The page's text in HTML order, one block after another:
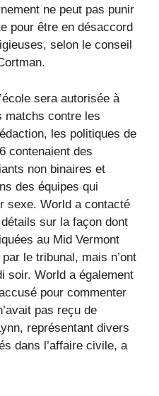
ne peut pas punir
pour être en désaccord
selon le conseil
sera autorisée à
matchs contre les
les politiques de
contenaient des
non binaires et
des équipes qui
sexe. World a contacté
sur la façon dont
au Mid Vermont
le tribunal, mais n’ont
soir. World a également
pour commenter
pas reçu de
représentant divers
dans l’affaire civile, a